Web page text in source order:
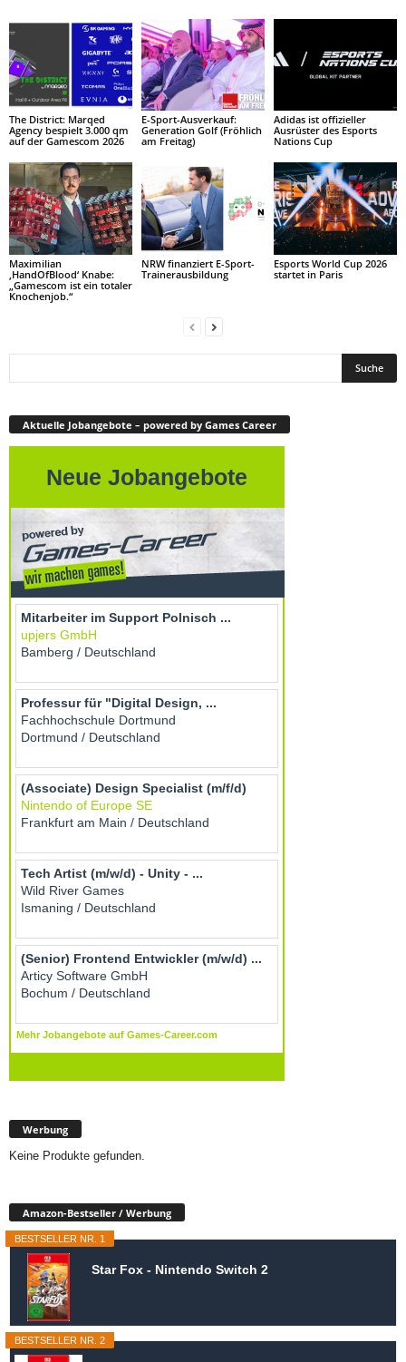
The District: Marqed
Agency bespielt 3.000 qm
auf der Gamescom 2026
E-Sport-Ausverkauf:
Generation Golf (Fröhlich
am Freitag)
Adidas ist offizieller
Ausrüster des Esports
Nations Cup
Maximilian
‚HandOfBlood‘ Knabe:
„Gamescom ist ein totaler
Knochenjob.“
NRW finanziert E-Sport-
Trainerausbildung
Esports World Cup 2026
startet in Paris
Aktuelle Jobangebote – powered by Games Career
Werbung
Keine Produkte gefunden.
Amazon-Bestseller / Werbung
BESTSELLER NR. 1
Star Fox - Nintendo Switch 2
BESTSELLER NR. 2